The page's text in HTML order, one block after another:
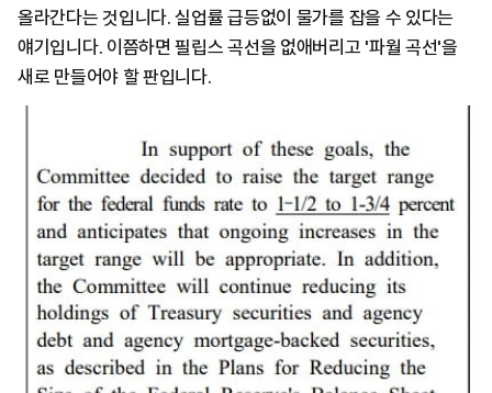
올라간다는 것입니다. 실업률 급등없이 물가를 잡을 수 있다는
얘기입니다. 이쯤하면 필립스 곡선을 없애버리고 '파월 곡선'을
새로 만들어야 할 판입니다.